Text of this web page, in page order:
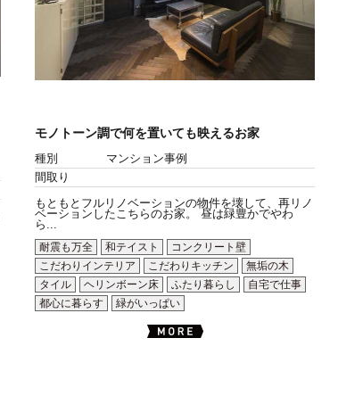
モノトーン調で何を置いても映えるお家
種別
マンション事例
間取り
もともとフルリノベーションの物件を壊して、再リノ
ベーションしたこちらのお家。 昼は緑豊かでやわ
ら...
耐震も万全
和テイスト
コンクリート壁
こだわりインテリア
こだわりキッチン
無垢の木
タイル
ヘリンボーン床 ふたり暮らし
自宅で仕事
都心に暮らす
緑がいっぱい